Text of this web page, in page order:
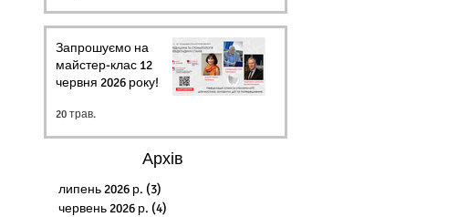
Запрошуємо на
майстер-клас 12
червня 2026 року!
20 трав.
Архів
липень 2026 р. (3)
червень 2026 р. (4)